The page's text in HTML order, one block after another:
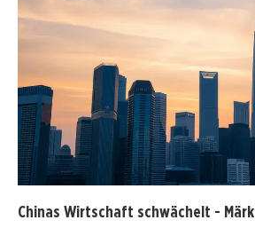
Chinas Wirtschaft schwächelt -